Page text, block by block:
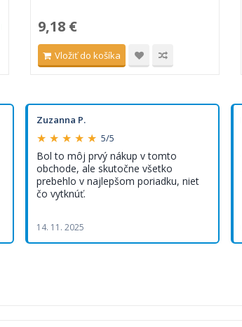
9,18 €
Vložiť do košíka
Zuzanna P.
★ ★ ★ ★ ★ 5/5
Bol to môj prvý nákup v tomto
obchode, ale skutočne všetko
prebehlo v najlepšom poriadku, niet
čo vytknúť.
14. 11. 2025